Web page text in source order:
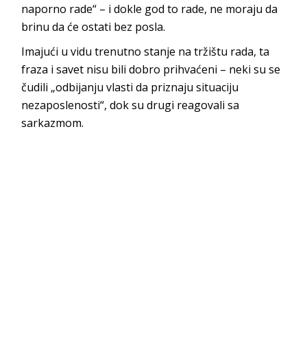
naporno rade“ – i dokle god to rade, ne moraju da
brinu da će ostati bez posla.
Imajući u vidu trenutno stanje na tržištu rada, ta
fraza i savet nisu bili dobro prihvaćeni – neki su se
čudili „odbijanju vlasti da priznaju situaciju
nezaposlenosti“, dok su drugi reagovali sa
sarkazmom.